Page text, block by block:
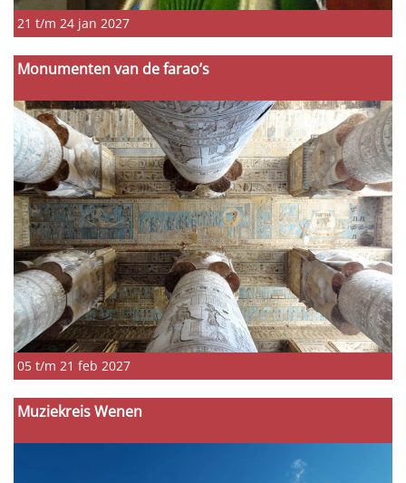
21 t/m 24 jan 2027
Monumenten van de farao’s
05 t/m 21 feb 2027
Muziekreis Wenen